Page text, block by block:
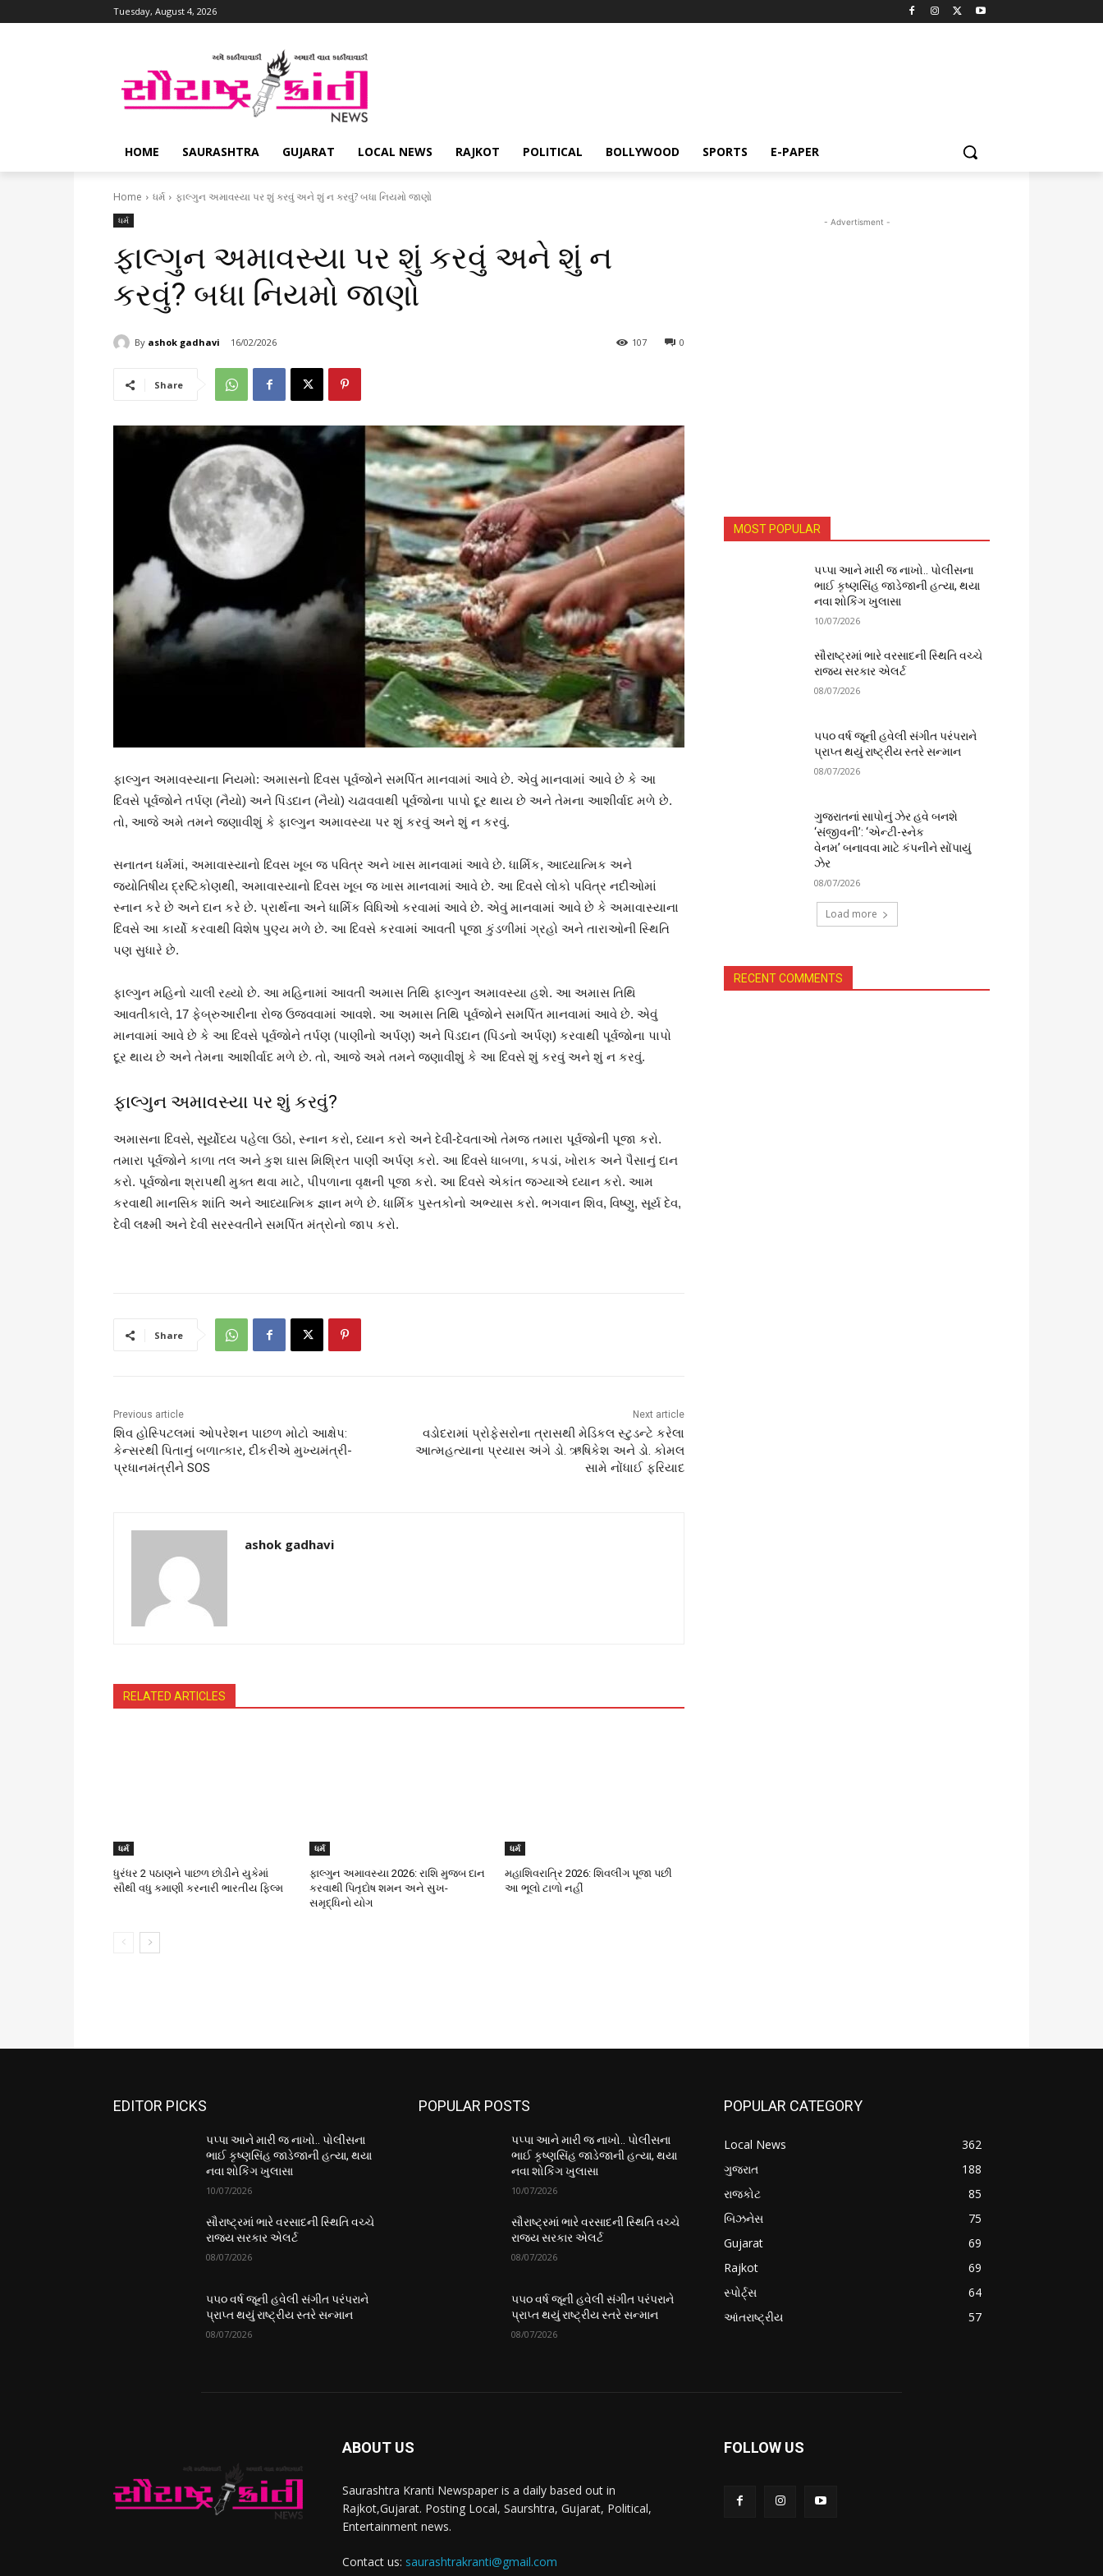
Tuesday, August 4, 2026
HOME SAURASHTRA GUJARAT LOCAL NEWS RAJKOT POLITICAL BOLLYWOOD SPORTS E-PAPER
Home ધર્મ ફાલ્ગુન અમાવસ્યા પર શું કરવું અને શું ન કરવું? બધા નિયમો જાણો
ધર્મ
ફાલ્ગુન અમાવસ્યા પર શું કરવું અને શું ન
કરવું? બધા નિયમો જાણો
By ashok gadhavi 16/02/2026 0
107
Share
ફાલ્ગુન અમાવસ્યાના નિયમો: અમાસનો દિવસ પૂર્વજોને સમર્પિત માનવામાં આવે છે. એવું માનવામાં આવે છે કે આ
દિવસે પૂર્વજોને તર્પણ (નૈયો) અને પિંડદાન (નૈયો) ચઢાવવાથી પૂર્વજોના પાપો દૂર થાય છે અને તેમના આશીર્વાદ મળે છે.
તો, આજે અમે તમને જણાવીશું કે ફાલ્ગુન અમાવસ્યા પર શું કરવું અને શું ન કરવું.
સનાતન ધર્મમાં, અમાવાસ્યાનો દિવસ ખૂબ જ પવિત્ર અને ખાસ માનવામાં આવે છે. ધાર્મિક, આધ્યાત્મિક અને
જ્યોતિષીય દ્રષ્ટિકોણથી, અમાવાસ્યાનો દિવસ ખૂબ જ ખાસ માનવામાં આવે છે. આ દિવસે લોકો પવિત્ર નદીઓમાં
સ્નાન કરે છે અને દાન કરે છે. પ્રાર્થના અને ધાર્મિક વિધિઓ કરવામાં આવે છે. એવું માનવામાં આવે છે કે અમાવાસ્યાના
દિવસે આ કાર્યો કરવાથી વિશેષ પુણ્ય મળે છે. આ દિવસે કરવામાં આવતી પૂજા કુંડળીમાં ગ્રહો અને તારાઓની સ્થિતિ
પણ સુધારે છે.
ફાલ્ગુન મહિનો ચાલી રહ્યો છે. આ મહિનામાં આવતી અમાસ તિથિ ફાલ્ગુન અમાવસ્યા હશે. આ અમાસ તિથિ
આવતીકાલે, 17 ફેબ્રુઆરીના રોજ ઉજવવામાં આવશે. આ અમાસ તિથિ પૂર્વજોને સમર્પિત માનવામાં આવે છે. એવું
માનવામાં આવે છે કે આ દિવસે પૂર્વજોને તર્પણ (પાણીનો અર્પણ) અને પિંડદાન (પિંડનો અર્પણ) કરવાથી પૂર્વજોના પાપો
દૂર થાય છે અને તેમના આશીર્વાદ મળે છે. તો, આજે અમે તમને જણાવીશું કે આ દિવસે શું કરવું અને શું ન કરવું.
ફાલ્ગુન અમાવસ્યા પર શું કરવું?
અમાસના દિવસે, સૂર્યોદય પહેલા ઉઠો, સ્નાન કરો, ધ્યાન કરો અને દેવી-દેવતાઓ તેમજ તમારા પૂર્વજોની પૂજા કરો.
તમારા પૂર્વજોને કાળા તલ અને કુશ ઘાસ મિશ્રિત પાણી અર્પણ કરો. આ દિવસે ધાબળા, કપડાં, ખોરાક અને પૈસાનું દાન
કરો. પૂર્વજોના શ્રાપથી મુક્ત થવા માટે, પીપળાના વૃક્ષની પૂજા કરો. આ દિવસે એકાંત જગ્યાએ ધ્યાન કરો. આમ
કરવાથી માનસિક શાંતિ અને આધ્યાત્મિક જ્ઞાન મળે છે. ધાર્મિક પુસ્તકોનો અભ્યાસ કરો. ભગવાન શિવ, વિષ્ણુ, સૂર્ય દેવ,
દેવી લક્ષ્મી અને દેવી સરસ્વતીને સમર્પિત મંત્રોનો જાપ કરો.
Share
Previous article
શિવ હોસ્પિટલમાં ઓપરેશન પાછળ મોટો આક્ષેપ:
કેન્સરથી પિતાનું બળાત્કાર, દીકરીએ મુખ્યમંત્રી-
પ્રધાનમંત્રીને SOS
Next article
વડોદરામાં પ્રોફેસરોના ત્રાસથી મેડિકલ સ્ટુડન્ટે કરેલા
આત્મહત્યાના પ્રયાસ અંગે ડો. ઋષિકેશ અને ડો. કોમલ
સામે નોંધાઈ ફરિયાદ
ashok gadhavi
RELATED ARTICLES
ધર્મ
ધુરંધર 2 પઠાણને પાછળ છોડીને યુકેમાં
સૌથી વધુ કમાણી કરનારી ભારતીય ફિલ્મ
ધર્મ
ફાલ્ગુન અમાવસ્યા 2026: રાશિ મુજબ દાન
કરવાથી પિતૃદોષ શમન અને સુખ-
સમૃદ્ધિનો યોગ
ધર્મ
મહાશિવરાત્રિ 2026: શિવલીંગ પૂજા પછી
આ ભૂલો ટાળો નહીં
- Advertisment -
MOST POPULAR
પપ્પા આને મારી જ નાખો.. પોલીસના
ભાઈ કૃષ્ણસિંહ જાડેજાની હત્યા, થયા
નવા શોકિંગ ખુલાસા
10/07/2026
સૌરાષ્ટ્રમાં ભારે વરસાદની સ્થિતિ વચ્ચે
રાજ્ય સરકાર એલર્ટ
08/07/2026
૫૫૦ વર્ષ જૂની હવેલી સંગીત પરંપરાને
પ્રાપ્ત થયું રાષ્ટ્રીય સ્તરે સન્માન
08/07/2026
ગુજરાતનાં સાપોનું ઝેર હવે બનશે
‘સંજીવની’: ‘એન્ટી-સ્નેક
વેનમ’ બનાવવા માટે કંપનીને સોંપાયું
ઝેર
08/07/2026
Load more
RECENT COMMENTS
EDITOR PICKS
પપ્પા આને મારી જ નાખો.. પોલીસના
ભાઈ કૃષ્ણસિંહ જાડેજાની હત્યા, થયા
નવા શોકિંગ ખુલાસા
10/07/2026
સૌરાષ્ટ્રમાં ભારે વરસાદની સ્થિતિ વચ્ચે
રાજ્ય સરકાર એલર્ટ
08/07/2026
૫૫૦ વર્ષ જૂની હવેલી સંગીત પરંપરાને
પ્રાપ્ત થયું રાષ્ટ્રીય સ્તરે સન્માન
08/07/2026
POPULAR POSTS
પપ્પા આને મારી જ નાખો.. પોલીસના
ભાઈ કૃષ્ણસિંહ જાડેજાની હત્યા, થયા
નવા શોકિંગ ખુલાસા
10/07/2026
સૌરાષ્ટ્રમાં ભારે વરસાદની સ્થિતિ વચ્ચે
રાજ્ય સરકાર એલર્ટ
08/07/2026
૫૫૦ વર્ષ જૂની હવેલી સંગીત પરંપરાને
પ્રાપ્ત થયું રાષ્ટ્રીય સ્તરે સન્માન
08/07/2026
POPULAR CATEGORY
Local News
362
ગુજરાત
188
રાજકોટ
85
બિઝનેસ
75
Gujarat
69
Rajkot
69
સ્પોર્ટ્સ
64
આંતરાષ્ટ્રીય
57
ABOUT US
Saurashtra Kranti Newspaper is a daily based out in
Rajkot,Gujarat. Posting Local, Saurshtra, Gujarat, Political,
Entertainment news.
Contact us: saurashtrakranti@gmail.com
FOLLOW US